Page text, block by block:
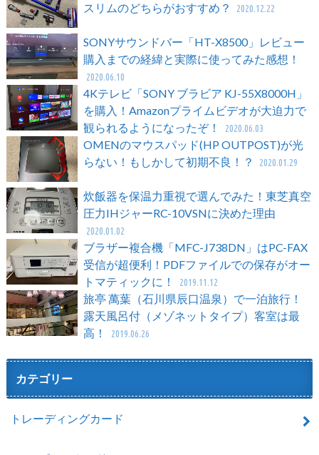
スリムのどちらがおすすめ？
2020.12.22
SONYサウンドバー「HT-X8500」レビュー
購入までの経緯と実際に使ってみた感想！
2020.06.10
4Kテレビ「SONY ブラビア KJ-55X8000H」
を購入！Amazonプライムビデオが大迫力で
観られるようになったぞ！
2020.06.03
OMENのマウスパッド(HP OUTPOST)が光
らない！もしかして初期不良！？
2020.01.29
炊飯器を保温力重視で選んでみた！東芝真空
圧力IHジャーRC-10VSNに決めた理由
2020.01.02
ブラザー複合機「MFC-J738DN」はPC-FAX
受信が超便利！PDFファイルでの保存がオー
トマティックに！
2019.11.12
旅亭 萬葉（石川県辰口温泉）で一泊旅行！
露天風呂付（メゾネットタイプ）客室は最
高！
2019.06.26
カテゴリー
トレーディングカード